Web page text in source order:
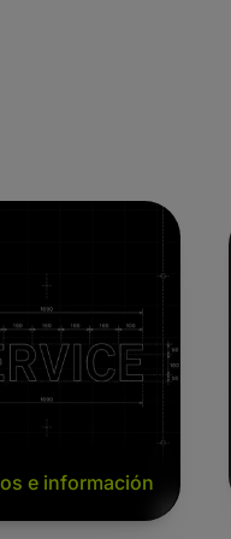
información
e información